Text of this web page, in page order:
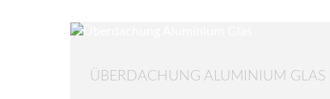
ÜBERDACHUNG ALUMINIUM GLAS